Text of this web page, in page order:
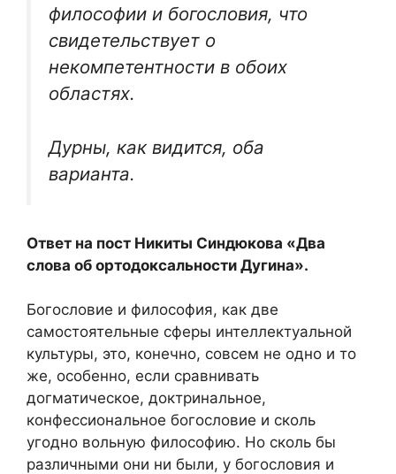
философии и богословия, что
свидетельствует о
некомпетентности в обоих
областях.
Дурны, как видится, оба
варианта.
Ответ на пост Никиты Синдюкова «Два
слова об ортодоксальности Дугина».
Богословие и философия, как две
самостоятельные сферы интеллектуальной
культуры, это, конечно, совсем не одно и то
же, особенно, если сравнивать
догматическое, доктринальное,
конфессиональное богословие и сколь
угодно вольную философию. Но сколь бы
различными они ни были, у богословия и